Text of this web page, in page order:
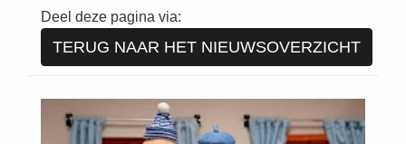
Deel deze pagina via:
TERUG NAAR HET NIEUWSOVERZICHT